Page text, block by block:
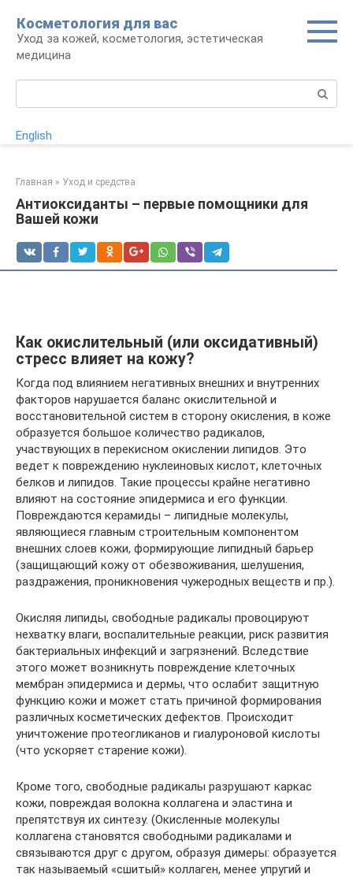
контенту
Косметология для вас
Уход за кожей, косметология, эстетическая
медицина
English
Главная » Уход и средства
Антиоксиданты – первые помощники для
Вашей кожи
Как окислительный (или оксидативный)
стресс влияет на кожу?
Когда под влиянием негативных внешних и внутренних
факторов нарушается баланс окислительной и
восстановительной систем в сторону окисления, в коже
образуется большое количество радикалов,
участвующих в перекисном окислении липидов. Это
ведет к повреждению нуклеиновых кислот, клеточных
белков и липидов. Такие процессы крайне негативно
влияют на состояние эпидермиса и его функции.
Повреждаются керамиды – липидные молекулы,
являющиеся главным строительным компонентом
внешних слоев кожи, формирующие липидный барьер
(защищающий кожу от обезвоживания, шелушения,
раздражения, проникновения чужеродных веществ и пр.).
Окисляя липиды, свободные радикалы провоцируют
нехватку влаги, воспалительные реакции, риск развития
бактериальных инфекций и загрязнений. Вследствие
этого может возникнуть повреждение клеточных
мембран эпидермиса и дермы, что ослабит защитную
функцию кожи и может стать причиной формирования
различных косметических дефектов. Происходит
уничтожение протеогликанов и гиалуроновой кислоты
(что ускоряет старение кожи).
Кроме того, свободные радикалы разрушают каркас
кожи, повреждая волокна коллагена и эластина и
препятствуя их синтезу. (Окисленные молекулы
коллагена становятся свободными радикалами и
связываются друг с другом, образуя димеры: образуется
так называемый «сшитый» коллаген, менее упругий и